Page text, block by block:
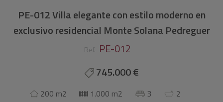
PE-012 Villa elegante con estilo moderno en
exclusivo residencial Monte Solana Pedreguer
Ref. PE-012
745.000 €
200 m2 1.000 m2 3 2